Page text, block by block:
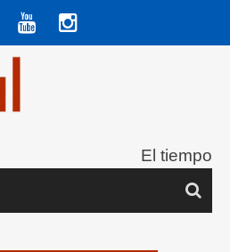
El tiempo